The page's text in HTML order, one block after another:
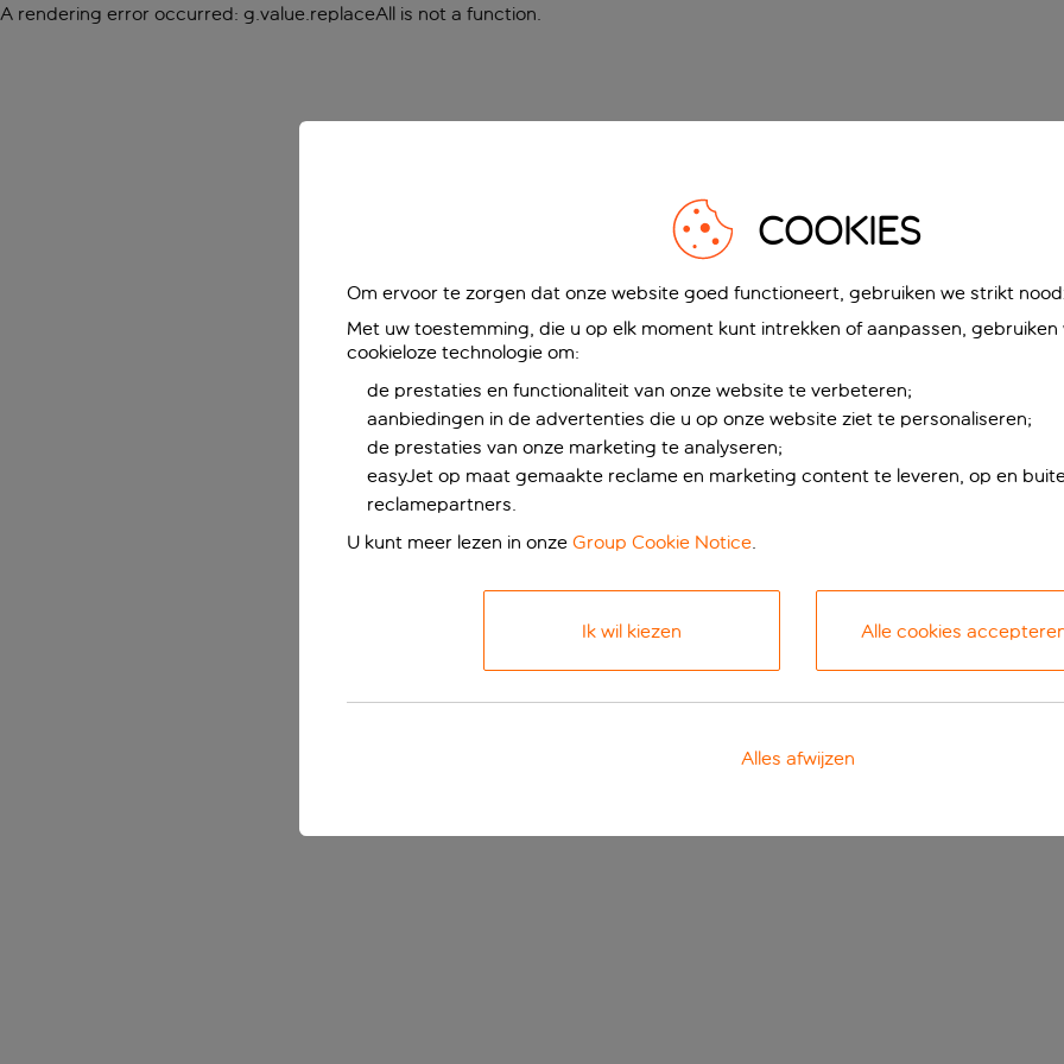
A rendering error occurred: g.value.replaceAll is not a function.
COOKIES
Om ervoor te zorgen dat onze website goed functioneert, gebruiken we strikt
Met uw toestemming, die u op elk moment kunt intrekken of aanpassen, gebruiken
cookieloze technologie om:
de prestaties en functionaliteit van onze website te verbeteren;
aanbiedingen in de advertenties die u op onze website ziet te personaliseren;
de prestaties van onze marketing te analyseren;
easyJet op maat gemaakte reclame en marketing content te leveren, op en
reclamepartners.
U kunt meer lezen in onze Group Cookie Notice.
Ik wil kiezen Alle cookies
Alles afwijzen